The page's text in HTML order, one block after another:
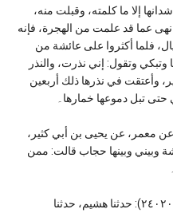
إلا ما كلمته، وقبلت منه،
عما قد علمت من الهجرة، فإنه
فلما أكثروا على عائشة من
وتبكي وتقول: إني نذرت، والنذر
وأعتقت في نذرها ذلك أربعين
حتى تبل دموعها خمارها۔
عبد الرزاق في المصنف (١١٣١) عن معمر، عن يحيى بن أبي كثير،
وبينها حجاب قالت: ممن
وقال الإمام أحمد بن حنبل في المسند (٢٤٠٢٠): حدثنا هشيم، حدثنا